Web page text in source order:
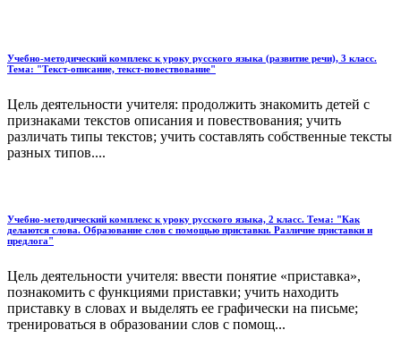
Учебно-методический комплекс к уроку русского языка (развитие речи), 3 класс.
Тема: "Текст-описание, текст-повествование"
Цель деятельности учителя: продолжить знакомить детей с
признаками текстов описания и повествования; учить
различать типы текстов; учить составлять собственные тексты
разных типов....
Учебно-методический комплекс к уроку русского языка, 2 класс. Тема: "Как
делаются слова. Образование слов с помощью приставки. Различие приставки и
предлога"
Цель деятельности учителя: ввести понятие «приставка»,
познакомить с функциями приставки; учить находить
приставку в словах и выделять ее графически на письме;
тренироваться в образовании слов с помощ...